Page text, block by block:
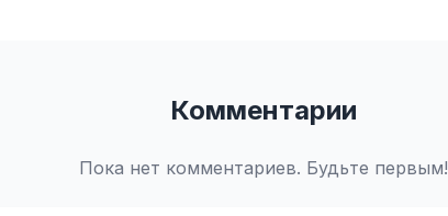
Комментарии
Пока нет комментариев. Будьте первым!